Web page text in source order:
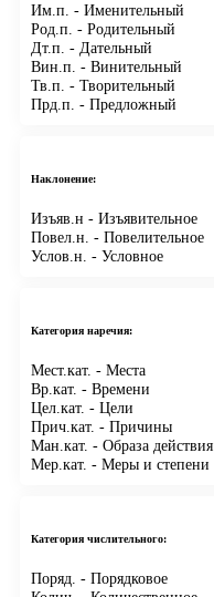
Им.п. - Именительный
Род.п. - Родительный
Дт.п. - Дательный
Вин.п. - Винительный
Тв.п. - Творительный
Прд.п. - Предложный
Наклонение:
Изъяв.н - Изъявительное
Повел.н. - Повелительное
Услов.н. - Условное
Категория наречия:
Мест.кат. - Места
Вр.кат. - Времени
Цел.кат. - Цели
Прич.кат. - Причины
Ман.кат. - Образа действия
Мер.кат. - Меры и степени
Категория числительного:
Поряд. - Порядковое